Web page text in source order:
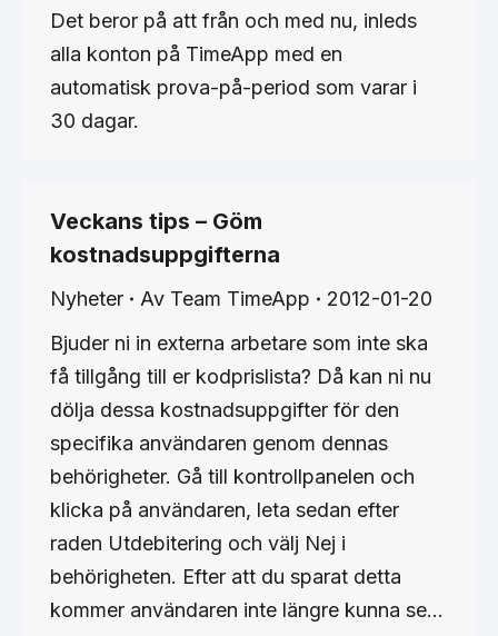
Det beror på att från och med nu, inleds
alla konton på TimeApp med en
automatisk prova-på-period som varar i
30 dagar.
Veckans tips – Göm
kostnadsuppgifterna
Nyheter Av Team TimeApp
2012-01-20
Bjuder ni in externa arbetare som inte ska
få tillgång till er kodprislista? Då kan ni nu
dölja dessa kostnadsuppgifter för den
specifika användaren genom dennas
behörigheter. Gå till kontrollpanelen och
klicka på användaren, leta sedan efter
raden Utdebitering och välj Nej i
behörigheten. Efter att du sparat detta
kommer användaren inte längre kunna se…